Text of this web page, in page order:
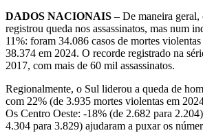
DADOS NACIONAIS – De maneira
registrou queda nos assassinatos, mas num
11%: foram 34.086 casos de mortes
38.374 em 2024. O recorde registrado na
2017, com mais de 60 mil assassinatos.
Regionalmente, o Sul liderou a queda de
com 22% (de 3.935 mortes violentas em
Os Centro Oeste: -18% (de 2.682 para
4.304 para 3.829) ajudaram a puxar os